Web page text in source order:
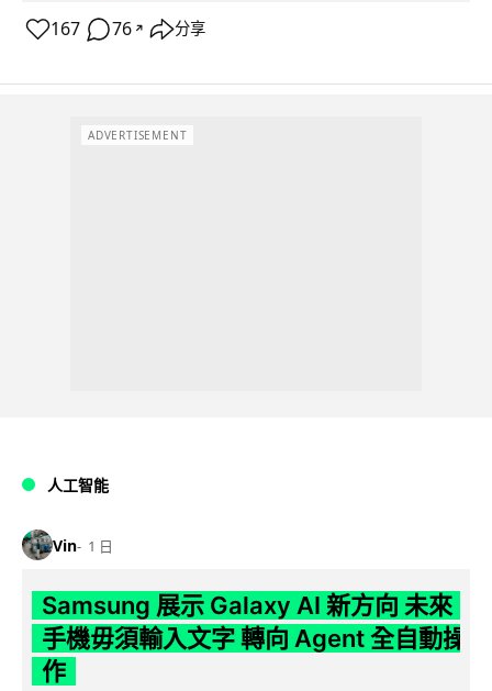
167 76 ↗ 分享
ADVERTISEMENT
人工智能
Vin 1 日
Samsung 展示 Galaxy AI 新方向 未來
手機毋須輸入文字 轉向 Agent 全自動操
作